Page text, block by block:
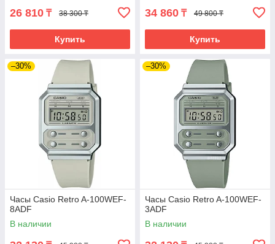
26 810 ₸ 38 300 ₸
Купить
34 860 ₸ 49 800 ₸
Купить
–30%
Часы Casio Retro A-100WEF-
8ADF
В наличии
–30%
Часы Casio Retro A-100WEF-
3ADF
В наличии